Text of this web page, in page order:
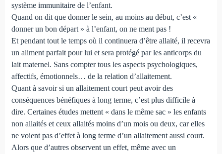
système immunitaire de l’enfant.
Quand on dit que donner le sein, au moins au début, c’est «
donner un bon départ » à l’enfant, on ne ment pas !
Et pendant tout le temps où il continuera d’être allaité, il recevra
un aliment parfait pour lui et sera protégé par les anticorps du
lait maternel. Sans compter tous les aspects psychologiques,
affectifs, émotionnels… de la relation d’allaitement.
Quant à savoir si un allaitement court peut avoir des
conséquences bénéfiques à long terme, c’est plus difficile à
dire. Certaines études mettent « dans le même sac » les enfants
non allaités et ceux allaités moins d’un mois ou deux, car elles
ne voient pas d’effet à long terme d’un allaitement aussi court.
Alors que d’autres observent un effet, même avec un